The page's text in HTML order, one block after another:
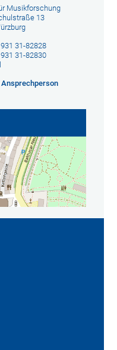
Musikforschung
13
31-82828
31-82830
Ansprechperson